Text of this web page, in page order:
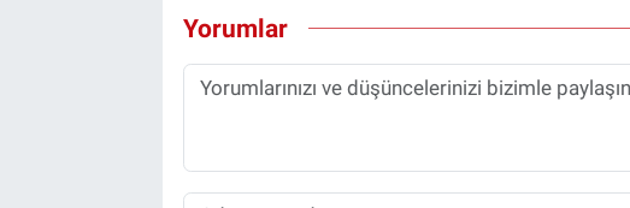
Yorumlar